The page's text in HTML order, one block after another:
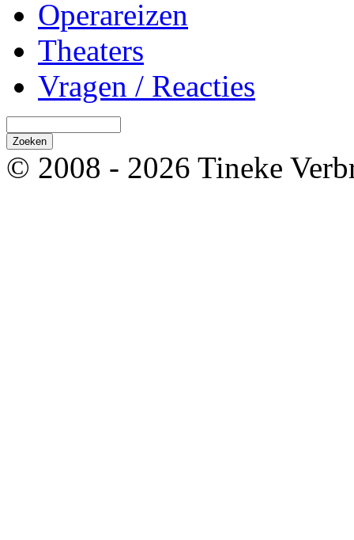
Operareizen
Theaters
Vragen / Reacties
© 2008 - 2026 Tineke